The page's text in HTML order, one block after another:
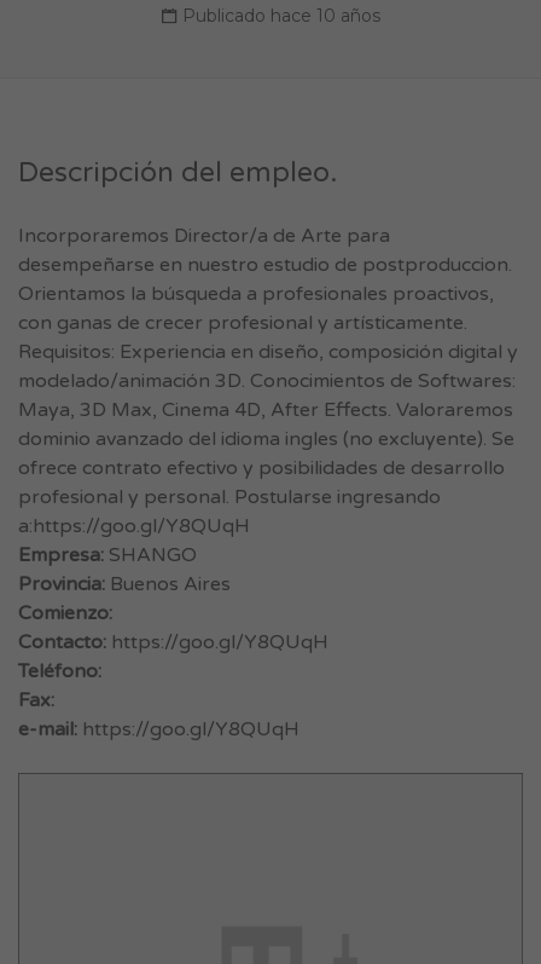
Publicado hace 10 años
Descripción del empleo.
Incorporaremos Director/a de Arte para
desempeñarse en nuestro estudio de postproduccion.
Orientamos la búsqueda a profesionales proactivos,
con ganas de crecer profesional y artísticamente.
Requisitos: Experiencia en diseño, composición digital y
modelado/animación 3D. Conocimientos de Softwares:
Maya, 3D Max, Cinema 4D, After Effects. Valoraremos
dominio avanzado del idioma ingles (no excluyente). Se
ofrece contrato efectivo y posibilidades de desarrollo
profesional y personal. Postularse ingresando
a:https://goo.gl/Y8QUqH
Empresa: SHANGO
Provincia: Buenos Aires
Comienzo:
Contacto: https://goo.gl/Y8QUqH
Teléfono:
Fax:
e-mail: https://goo.gl/Y8QUqH